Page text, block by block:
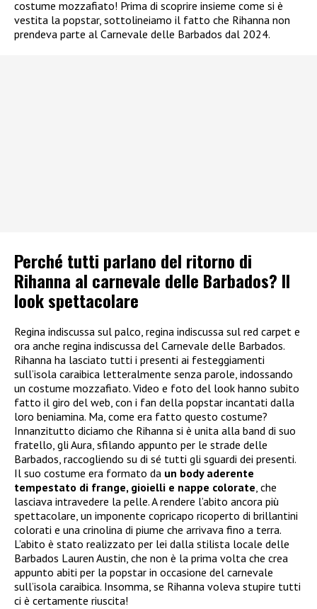
costume mozzafiato! Prima di scoprire insieme come si è
vestita la popstar, sottolineiamo il fatto che Rihanna non
prendeva parte al Carnevale delle Barbados dal 2024.
Perché tutti parlano del ritorno di
Rihanna al carnevale delle Barbados? Il
look spettacolare
Regina indiscussa sul palco, regina indiscussa sul red carpet e
ora anche regina indiscussa del Carnevale delle Barbados.
Rihanna ha lasciato tutti i presenti ai festeggiamenti
sull’isola caraibica letteralmente senza parole, indossando
un costume mozzafiato. Video e foto del look hanno subito
fatto il giro del web, con i fan della popstar incantati dalla
loro beniamina. Ma, come era fatto questo costume?
Innanzitutto diciamo che Rihanna si è unita alla band di suo
fratello, gli Aura, sfilando appunto per le strade delle
Barbados, raccogliendo su di sé tutti gli sguardi dei presenti.
Il suo costume era formato da un body aderente
tempestato di frange, gioielli e nappe colorate, che
lasciava intravedere la pelle. A rendere l’abito ancora più
spettacolare, un imponente copricapo ricoperto di brillantini
colorati e una crinolina di piume che arrivava fino a terra.
L’abito è stato realizzato per lei dalla stilista locale delle
Barbados Lauren Austin, che non è la prima volta che crea
appunto abiti per la popstar in occasione del carnevale
sull’isola caraibica. Insomma, se Rihanna voleva stupire tutti
ci è certamente riuscita!